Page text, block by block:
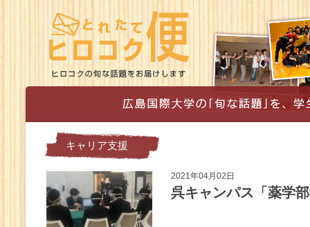
キャリア支援
2021年04月02日
呉キャンパス「薬学